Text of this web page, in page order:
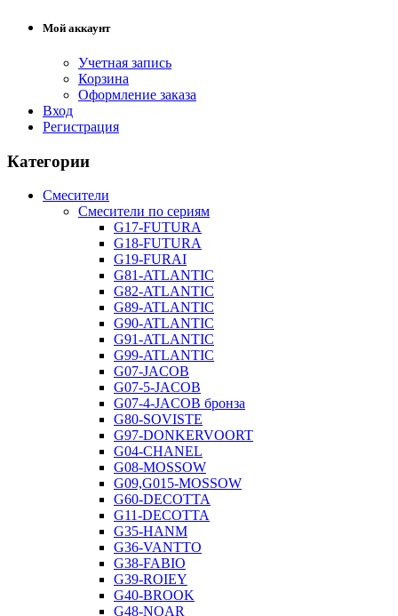
Мой аккаунт
Учетная запись
Корзина
Оформление заказа
Вход
Регистрация
Категории
Смесители
Смесители по сериям
G17-FUTURA
G18-FUTURA
G19-FURAI
G81-ATLANTIC
G82-ATLANTIC
G89-ATLANTIC
G90-ATLANTIC
G91-ATLANTIC
G99-ATLANTIC
G07-JACOB
G07-5-JACOB
G07-4-JACOB бронза
G80-SOVISTE
G97-DONKERVOORT
G04-CHANEL
G08-MOSSOW
G09,G015-MOSSOW
G60-DECOTTA
G11-DECOTTA
G35-HANM
G36-VANTTO
G38-FABIO
G39-ROIEY
G40-BROOK
G48-NOAR